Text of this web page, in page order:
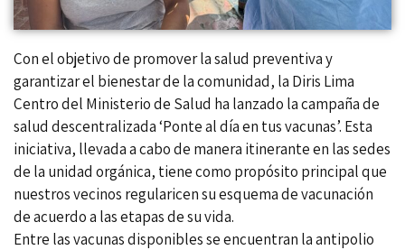
Con el objetivo de promover la salud preventiva y
garantizar el bienestar de la comunidad, la Diris Lima
Centro del Ministerio de Salud ha lanzado la campaña de
salud descentralizada ‘Ponte al día en tus vacunas’. Esta
iniciativa, llevada a cabo de manera itinerante en las sedes
de la unidad orgánica, tiene como propósito principal que
nuestros vecinos regularicen su esquema de vacunación
de acuerdo a las etapas de su vida.
Entre las vacunas disponibles se encuentran la antipolio